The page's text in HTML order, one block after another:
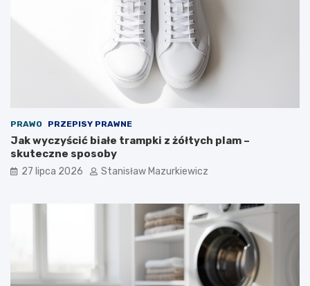
PRAWO PRZEPISY PRAWNE
Jak wyczyścić białe trampki z żółtych plam –
skuteczne sposoby
27 lipca 2026 Stanisław Mazurkiewicz